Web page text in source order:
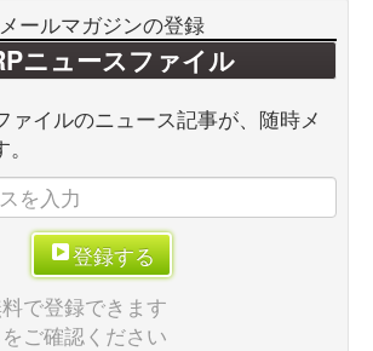
メールマガジンの登録
ニュースファイル
ァイルのニュース記事が、随時メ
登録する
で登録できます
をご確認ください